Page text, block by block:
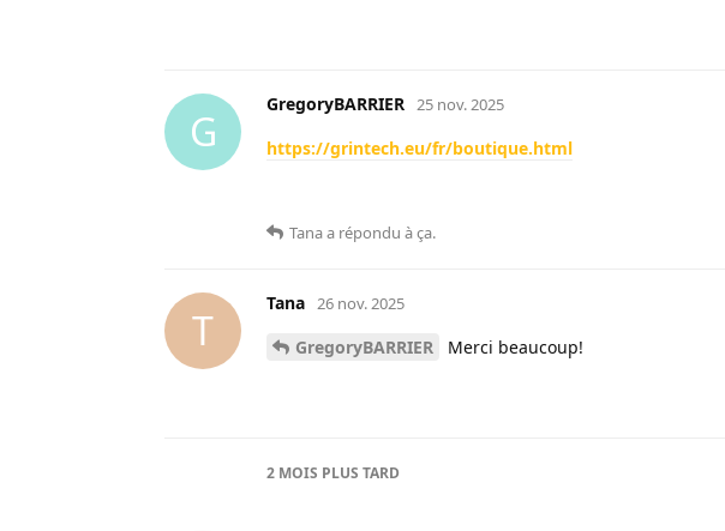
G
GregoryBARRIER 25 nov. 2025
https://grintech.eu/fr/boutique.html
Tanaa répondu à ça.
T
Tana 26 nov. 2025
GregoryBARRIER Merci beaucoup!
2 MOIS PLUS TARD